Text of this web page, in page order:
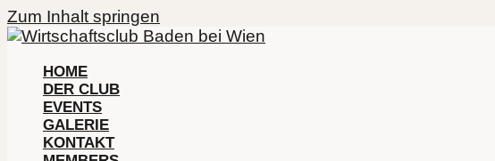
Zum Inhalt springen
HOME
DER CLUB
EVENTS
GALERIE
KONTAKT